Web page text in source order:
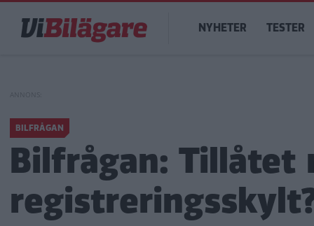
huvudinnehåll
Main
navigation
NYHETER TESTER
BILFRÅGAN
Bilfrågan: Tillåtet